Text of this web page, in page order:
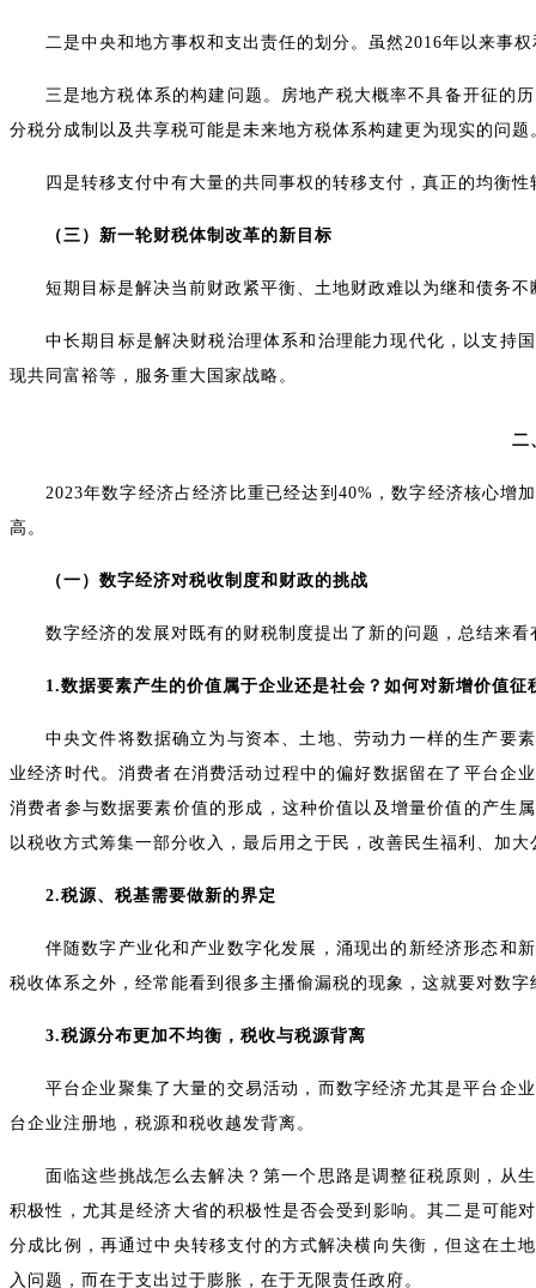
二是中央和地方事权和支出责任的划分。虽然2016年以来事
三是地方税体系的构建问题。房地产税大概率不具备开征的
分税分成制以及共享税可能是未来地方税体系构建更为现实的问
四是转移支付中有大量的共同事权的转移支付，真正的均衡
（三）新一轮财税体制改革的新目标
短期目标是解决当前财政紧平衡、土地财政难以为继和债务不
中长期目标是解决财税治理体系和治理能力现代化，以支持
现共同富裕等，服务重大国家战略。
二
2023年数字经济占经济比重已经达到40%，数字经济核心增
高。
（一）数字经济对税收制度和财政的挑战
数字经济的发展对既有的财税制度提出了新的问题，总结来
1.数据要素产生的价值属于企业还是社会？如何对新增价值征
中央文件将数据确立为与资本、土地、劳动力一样的生产要
业经济时代。消费者在消费活动过程中的偏好数据留在了平台企
消费者参与数据要素价值的形成，这种价值以及增量价值的产生
以税收方式筹集一部分收入，最后用之于民，改善民生福利、加
2.税源、税基需要做新的界定
伴随数字产业化和产业数字化发展，涌现出的新经济形态和
税收体系之外，经常能看到很多主播偷漏税的现象，这就要对数
3.税源分布更加不均衡，税收与税源背离
平台企业聚集了大量的交易活动，而数字经济尤其是平台企
台企业注册地，税源和税收越发背离。
面临这些挑战怎么去解决？第一个思路是调整征税原则，从
积极性，尤其是经济大省的积极性是否会受到影响。其二是可能
分成比例，再通过中央转移支付的方式解决横向失衡，但这在土
入问题，而在于支出过于膨胀，在于无限责任政府。